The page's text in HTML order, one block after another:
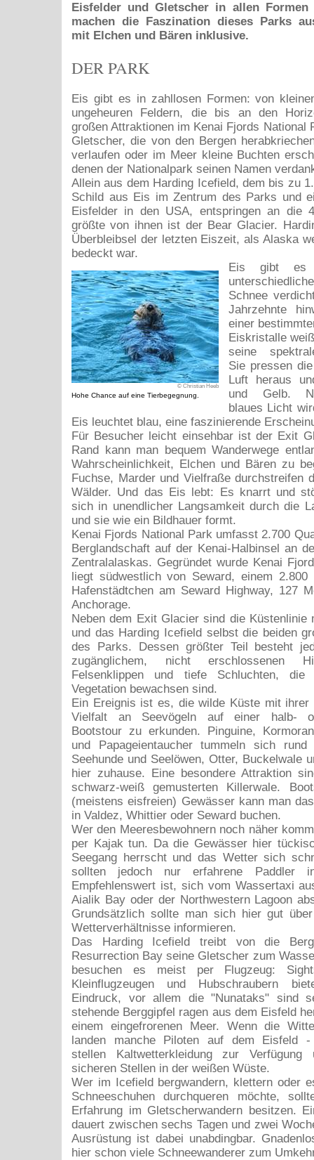
Eisfelder und Gletscher in allen Formen
machen die Faszination dieses Parks
mit Elchen und Bären inklusive.
DER PARK
Eis gibt es in zahllosen Formen: von
ungeheuren Feldern, die bis an den
großen Attraktionen im Kenai Fjords National
Gletscher, die von den Bergen
verlaufen oder im Meer kleine Buchten
denen der Nationalpark seinen Namen
Allein aus dem Harding Icefield, dem bis zu
Schild aus Eis im Zentrum des Parks und
Eisfelder in den USA, entspringen an die
größte von ihnen ist der Bear Glacier.
Überbleibsel der letzten Eiszeit, als Alaska
bedeckt war.
© Christian Heeb
Hohe Chance auf eine Tierbegegnung.
Eis gibt es
Schnee
Jahrzehnte
einer
Eiskristalle
seine
Sie pressen
Luft heraus
und Gelb.
blaues Licht
Eis leuchtet blau, eine faszinierende
Für Besucher leicht einsehbar ist der Exit
Rand kann man bequem Wanderwege
Wahrscheinlichkeit, Elchen und Bären zu
Fuchse, Marder und Vielfraße durchstreifen
Wälder. Und das Eis lebt: Es knarrt und
sich in unendlicher Langsamkeit durch die
und sie wie ein Bildhauer formt.
Kenai Fjords National Park umfasst 2.700
Berglandschaft auf der Kenai-Halbinsel an
Zentralalaskas. Gegründet wurde Kenai
liegt südwestlich von Seward, einem 2.800
Hafenstädtchen am Seward Highway, 127
Anchorage.
Neben dem Exit Glacier sind die Küstenlinie
und das Harding Icefield selbst die beiden
des Parks. Dessen größter Teil besteht
zugänglichem, nicht erschlossenen
Felsenklippen und tiefe Schluchten,
Vegetation bewachsen sind.
Ein Ereignis ist es, die wilde Küste mit ihrer
Vielfalt an Seevögeln auf einer halb-
Bootstour zu erkunden. Pinguine,
und Papageientaucher tummeln sich
Seehunde und Seelöwen, Otter, Buckelwale
hier zuhause. Eine besondere Attraktion
schwarz-weiß gemusterten Killerwale.
(meistens eisfreien) Gewässer kann man
in Valdez, Whittier oder Seward buchen.
Wer den Meeresbewohnern noch näher
per Kajak tun. Da die Gewässer hier
Seegang herrscht und das Wetter sich
sollten jedoch nur erfahrene Paddler
Empfehlenswert ist, sich vom Wassertaxi
Aialik Bay oder der Northwestern Lagoon
Grundsätzlich sollte man sich hier gut
Wetterverhältnisse informieren.
Das Harding Icefield treibt von die
Resurrection Bay seine Gletscher zum
besuchen es meist per Flugzeug:
Kleinflugzeugen und Hubschraubern
Eindruck, vor allem die "Nunataks" sind
stehende Berggipfel ragen aus dem Eisfeld
einem eingefrorenen Meer. Wenn die
landen manche Piloten auf dem Eisfeld -
stellen Kaltwetterkleidung zur
sicheren Stellen in der weißen Wüste.
Wer im Icefield bergwandern, klettern oder
Schneeschuhen durchqueren möchte,
Erfahrung im Gletscherwandern besitzen.
dauert zwischen sechs Tagen und zwei
Ausrüstung ist dabei unabdingbar.
hier schon viele Schneewanderer zum